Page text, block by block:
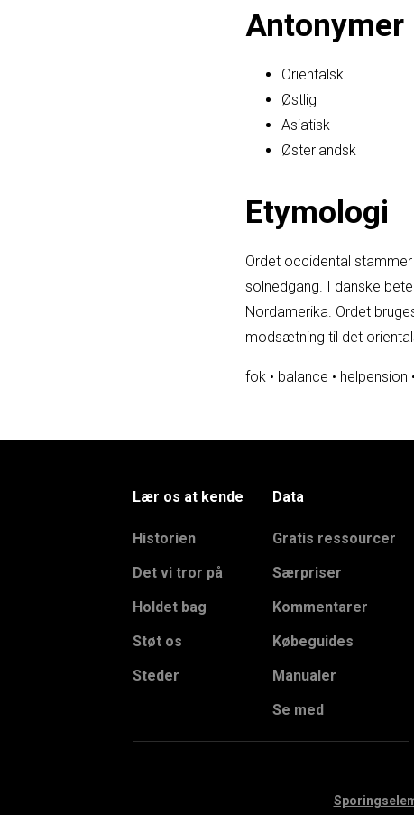
Antonymer
Orientalsk
Østlig
Asiatisk
Østerlandsk
Etymologi
Ordet occidental
solnedgang. I danske
Nordamerika. Ordet
modsætning til det
fok • balance • helpension •
Lær os at kende
Historien
Det vi tror på
Holdet bag
Støt os
Steder
Data
Gratis ressourcer
Særpriser
Kommentarer
Købeguides
Manualer
Se med